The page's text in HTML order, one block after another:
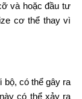
và hoặc đầu tư
cơ thể thay vì
bộ, có thể gây ra
có thể xảy ra